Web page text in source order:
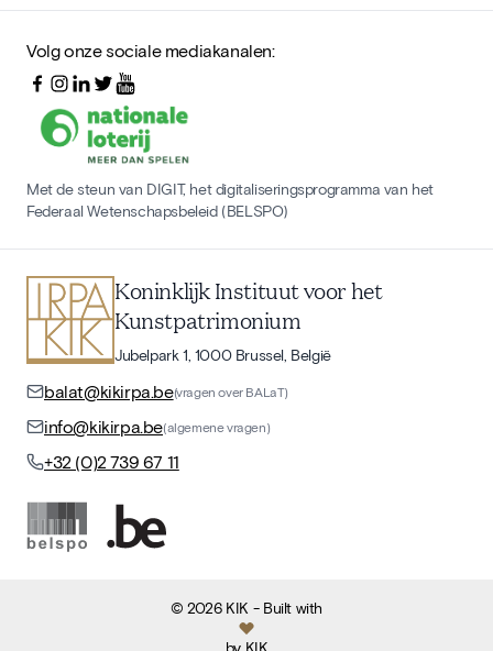
Volg onze sociale mediakanalen:
Met de steun van DIGIT, het digitaliseringsprogramma van het
Federaal Wetenschapsbeleid (BELSPO)
Koninklijk Instituut voor het
Kunstpatrimonium
Jubelpark 1, 1000 Brussel, België
balat@kikirpa.be(vragen over BALaT)
info@kikirpa.be(algemene vragen)
+32 (0)2 739 67 11
©2026 KIK - Built with
by KIK